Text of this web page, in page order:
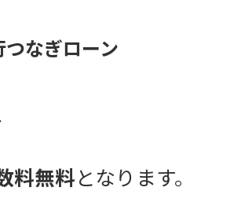
なぎローン
料無料となります。